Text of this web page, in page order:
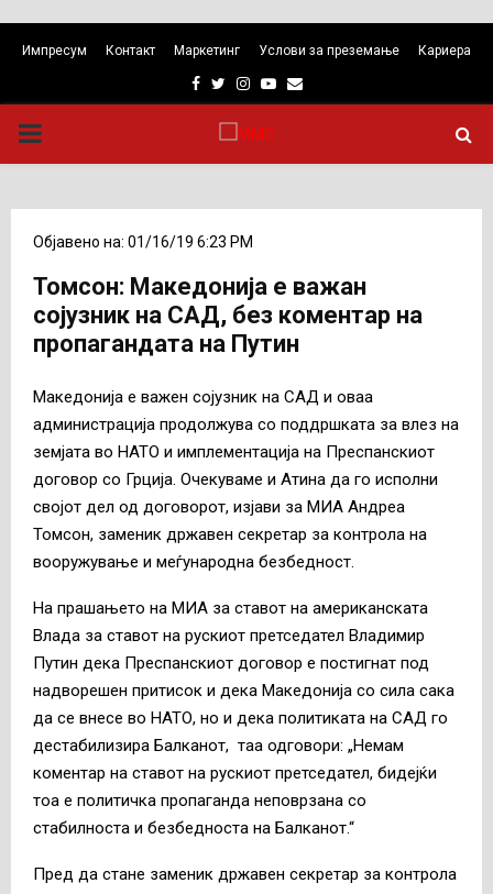
Импресум Контакт Маркетинг Услови за преземање Кариера
Facebook
TwitterInstagram
Youtube
Email
PRIMARY
Објавено на: 01/16/19 6:23 PM
Томсон: Македонија е важан
сојузник на САД, без коментар на
пропагандата на Путин
Македонија е важен сојузник на САД и оваа
администрација продолжува со поддршката за влез на
земјата во НАТО и имплементација на Преспанскиот
договор со Грција. Очекуваме и Атина да го исполни
својот дел од договорот, изјави за МИА Андреа
Томсон, заменик државен секретар за контрола на
вооружување и меѓународна безбедност.
На прашањето на МИА за ставот на американската
Влада за ставот на рускиот претседател Владимир
Путин дека Преспанскиот договор е постигнат под
надворешен притисок и дека Македонија со сила сака
да се внесе во НАТО, но и дека политиката на САД го
дестабилизира Балканот, таа одговори: „Немам
коментар на ставот на рускиот претседател, бидејќи
тоа е политичка пропаганда неповрзана со
стабилноста и безбедноста на Балканот.“
Пред да стане заменик државен секретар за контрола